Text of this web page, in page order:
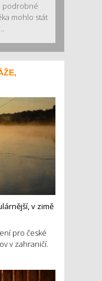
podrobné
mohlo stát
v zimě
pro české
v zahraničí.